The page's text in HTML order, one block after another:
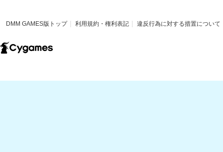
DMM GAMES版トップ 利用規約・権利表記 違反行為に対する措置について